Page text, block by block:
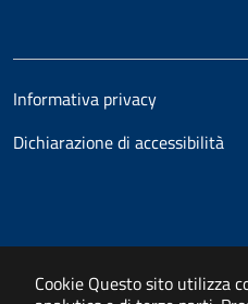
Cookie Questo sito utilizza
Informativa privacy
Dichiarazione di accessibilità